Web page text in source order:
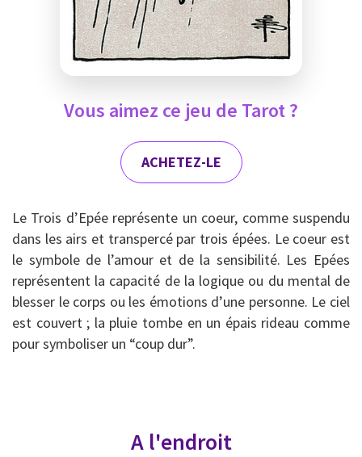
Vous aimez ce jeu de Tarot ?
ACHETEZ-LE
Le Trois d’Epée représente un coeur, comme suspendu
dans les airs et transpercé par trois épées. Le coeur est
le symbole de l’amour et de la sensibilité. Les Epées
représentent la capacité de la logique ou du mental de
blesser le corps ou les émotions d’une personne. Le ciel
est couvert ; la pluie tombe en un épais rideau comme
pour symboliser un “coup dur”.
A l'endroit